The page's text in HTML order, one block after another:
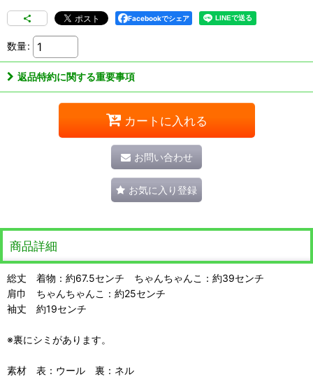
Facebookでシェア
数量:
返品特約に関する重要事項
カートに入れる
お問い合わせ
お気に入り登録
商品詳細
総丈 着物：約67.5センチ ちゃんちゃんこ：約39センチ
肩巾 ちゃんちゃんこ：約25センチ
袖丈 約19センチ
※裏にシミがあります。
素材 表：ウール 裏：ネル